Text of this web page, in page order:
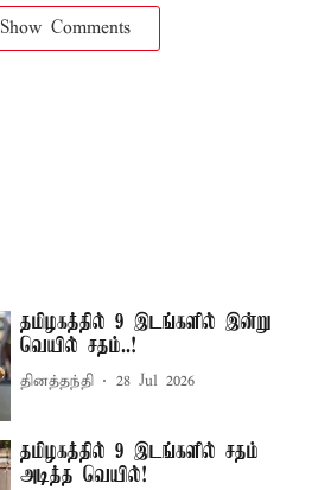
Show Comments
தமிழகத்தில் 9 இடங்களில் இன்று
வெயில் சதம்..!
தினத்தந்தி 28 Jul 2026
தமிழகத்தில் 9 இடங்களில் சதம்
அடித்த வெயில்!